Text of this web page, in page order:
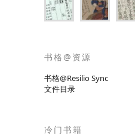
书格@资源
书格@Resilio Sync
文件目录
冷门书籍